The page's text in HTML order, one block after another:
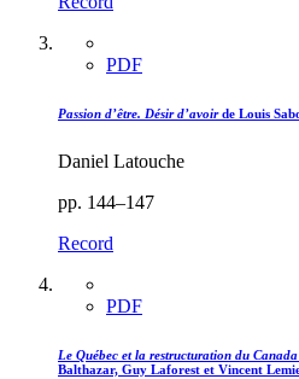
PDF
Passion d’être. Désir d’avoirde Louis
Daniel Latouche
pp. 144–147
Record
PDF
Le Québec et la restructuration du
Balthazar, Guy Laforest et Vincent